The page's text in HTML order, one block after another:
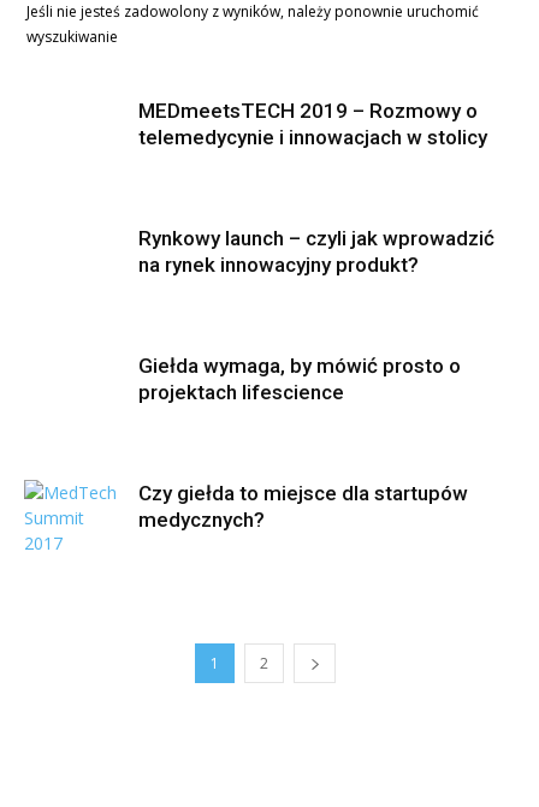
Jeśli nie jesteś zadowolony z wyników, należy ponownie uruchomić
wyszukiwanie
MEDmeetsTECH 2019 – Rozmowy o
telemedycynie i innowacjach w stolicy
Rynkowy launch – czyli jak wprowadzić
na rynek innowacyjny produkt?
Giełda wymaga, by mówić prosto o
projektach lifescience
Czy giełda to miejsce dla startupów
medycznych?
1 2